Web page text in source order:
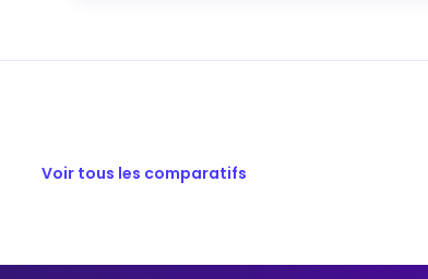
Voir tous les comparatifs